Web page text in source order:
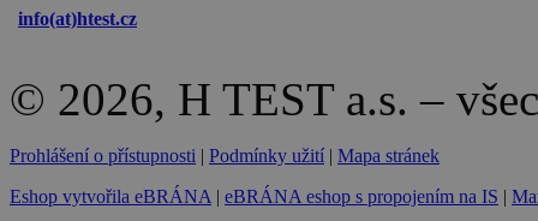
info(at)htest.cz
© 2026, H TEST a.s. –
Prohlášení o přístupnosti | Podmínky užití | Mapa stránek
Eshop vytvořila eBRÁNA | eBRÁNA eshop s propojením na IS |